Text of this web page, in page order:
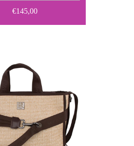
€145,00